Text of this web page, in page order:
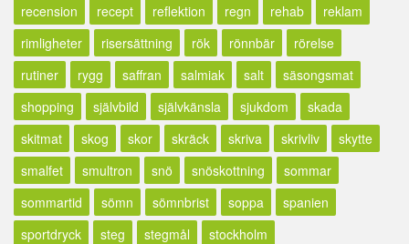
recension
recept reflektion regn rehab
reklam
rimligheter
risersättning rök rönnbär
rörelse
rutiner
rygg saffran salmiak salt
säsongsmat
shopping
självbild självkänsla sjukdom
skada
skitmat
skog skor skräck skriva skrivliv
skytte
smalfet
smultron snö snöskottning
sommar
sommartid
sömn sömnbrist soppa
spanien
sportdryck
steg stegmål
stockholm